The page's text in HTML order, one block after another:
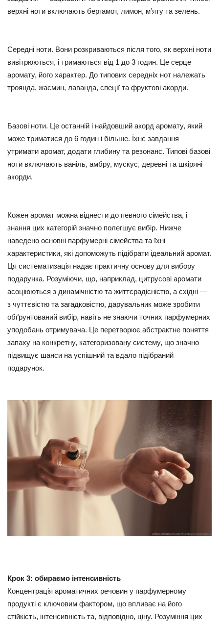
верхні ноти включають бергамот, лимон, м’яту та зелень.
Середні ноти. Вони розкриваються після того, як верхні ноти
вивітрюються, і тримаються від 1 до 3 годин. Це серце
аромату, його характер. До типових середніх нот належать
троянда, жасмин, лаванда, спеції та фруктові акорди.
Базові ноти. Це останній і найдовший акорд аромату, який
може триматися до 6 годин і більше. Їхнє завдання —
утримати аромат, додати глибину та резонанс. Типові базові
ноти включають ваніль, амбру, мускус, деревні та шкіряні
акорди.
Кожен аромат можна віднести до певного сімейства, і
знання цих категорій значно полегшує вибір. Нижче
наведено основні парфумерні сімейства та їхні
характеристики, які допоможуть підібрати ідеальний аромат.
Ця систематизація надає практичну основу для вибору
подарунка. Розуміючи, що, наприклад, цитрусові аромати
асоціюються з динамічністю та життєрадісністю, а східні —
з чуттєвістю та загадковістю, дарувальник може зробити
обґрунтований вибір, навіть не знаючи точних парфумерних
уподобань отримувача. Це перетворює абстрактне поняття
запаху на конкретну, категоризовану систему, що значно
підвищує шанси на успішний та вдало підібраний
подарунок.
Крок 3: обираємо інтенсивність
Концентрація ароматичних речовин у парфумерному
продукті є ключовим фактором, що впливає на його
стійкість, інтенсивність та, відповідно, ціну. Розуміння цих